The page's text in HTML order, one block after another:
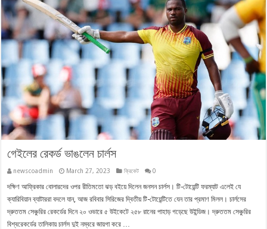
গেইলের রেকর্ড ভাঙলেন চার্লস
newscoadmin March 27, 2023 ক্রিকেট 0
দক্ষিণ আফ্রিকার বোলারদের ওপর রীতিমতো ঝড় বইয়ে দিলেন জনসন চার্লস। টি-টোয়েন্টি ফরম্যাট এলেই যে
ক্যারিবিয়ান ব্যাটাররা বদলে যান, আজ রবিবার সিরিজের দ্বিতীয় টি-টোয়েন্টিতে যেন তার প্রমাণ মিলল। চার্লসের
দ্রুততম সেঞ্চুরির রেকর্ডের দিনে ২০ ওভারে ৫ উইকেটে ২৫৮ রানের পাহাড় গড়েছে উইন্ডিজ। দ্রুততম সেঞ্চুরির
বিশ্বরেকর্ডের তালিকায় চার্লস দুই নম্বরে জায়গা করে …